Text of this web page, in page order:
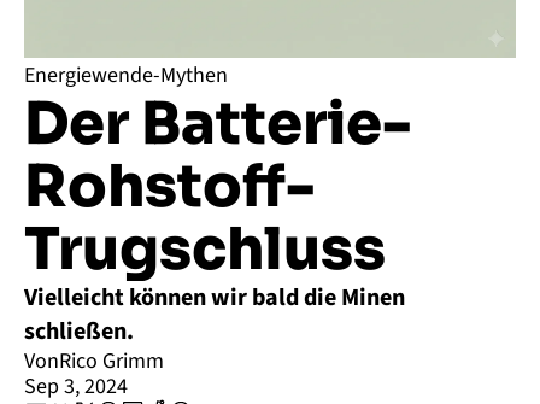
Energiewende-Mythen
Der Batterie-
Rohstoff-
Trugschluss
Vielleicht können wir bald die Minen
schließen.
VonRico Grimm
Sep 3, 2024